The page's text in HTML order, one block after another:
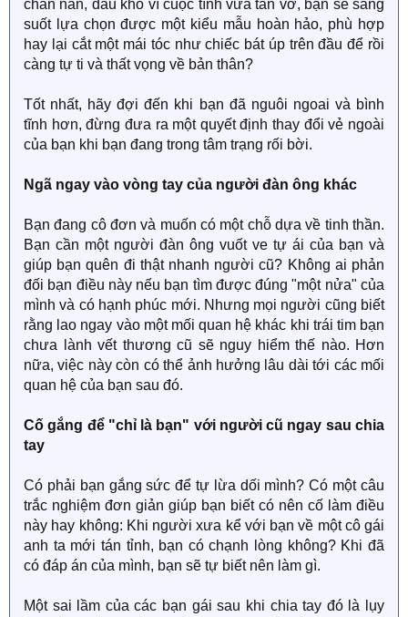
chán nản, đau khổ vì cuộc tình vừa tan vỡ, bạn sẽ sáng
suốt lựa chọn được một kiểu mẫu hoàn hảo, phù hợp
hay lại cắt một mái tóc như chiếc bát úp trên đầu để rồi
càng tự ti và thất vọng về bản thân?
Tốt nhất, hãy đợi đến khi bạn đã nguôi ngoai và bình
tĩnh hơn, đừng đưa ra một quyết định thay đổi vẻ ngoài
của bạn khi bạn đang trong tâm trạng rối bời.
Ngã ngay vào vòng tay của người đàn ông khác
Bạn đang cô đơn và muốn có một chỗ dựa về tinh thần.
Bạn cần một người đàn ông vuốt ve tự ái của bạn và
giúp bạn quên đi thật nhanh người cũ? Không ai phản
đối bạn điều này nếu bạn tìm được đúng "một nửa" của
mình và có hạnh phúc mới. Nhưng mọi người cũng biết
rằng lao ngay vào một mối quan hệ khác khi trái tim bạn
chưa lành vết thương cũ sẽ nguy hiểm thế nào. Hơn
nữa, việc này còn có thể ảnh hưởng lâu dài tới các mối
quan hệ của bạn sau đó.
Cố gắng để "chỉ là bạn" với người cũ ngay sau chia
tay
Có phải bạn gắng sức để tự lừa dối mình? Có một câu
trắc nghiệm đơn giản giúp bạn biết có nên cố làm điều
này hay không: Khi người xưa kể với bạn về một cô gái
anh ta mới tán tỉnh, bạn có chạnh lòng không? Khi đã
có đáp án của mình, bạn sẽ tự biết nên làm gì.
Một sai lầm của các bạn gái sau khi chia tay đó là lụy